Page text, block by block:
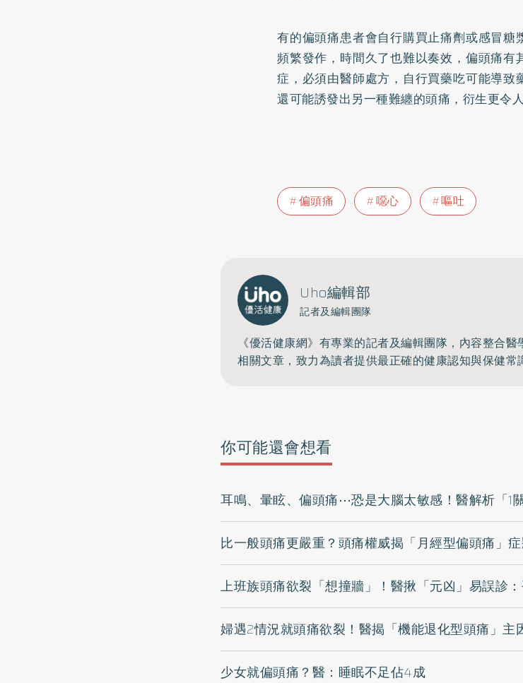
有的偏頭痛患者會自行購買止痛劑或感冒
頻繁發作，時間久了也難以奏效，偏頭痛
症，必須由醫師處方，自行買藥吃可能導
還可能誘發出另一種難纏的頭痛，衍生更令
偏頭痛 噁心 嘔吐
Uho編輯部
記者及編輯團隊
《優活健康網》有專業的記者及編輯團隊，內容整合
相關文章，致力為讀者提供最正確的健康認知與保健常
你可能還會想看
耳鳴、暈眩、偏頭痛⋯恐是大腦太敏感！醫解析「1
比一般頭痛更嚴重？頭痛權威揭「月經型偏頭痛」
上班族頭痛欲裂「想撞牆」！醫揪「元凶」易誤診
婦遇2情況就頭痛欲裂！醫揭「機能退化型頭痛」主
少女就偏頭痛？醫：睡眠不足佔4成